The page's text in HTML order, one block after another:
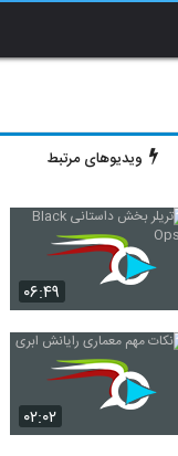
ویدیوهای مرتبط
۰۶:۴۹
۰۲:۰۲